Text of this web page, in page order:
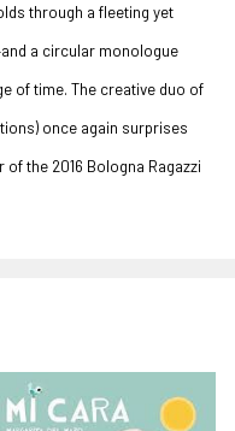
through a fleeting yet
a circular monologue
of time. The creative duo of
once again surprises
the 2016 Bologna Ragazzi